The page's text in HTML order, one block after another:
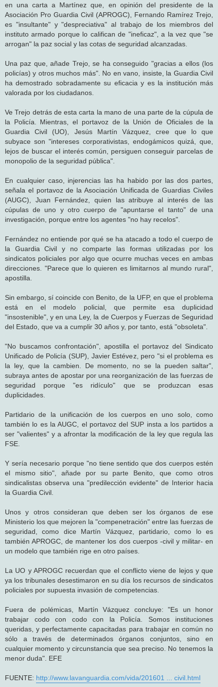
en una carta a Martínez que, en opinión del presidente de la
Asociación Pro Guardia Civil (APROGC), Fernando Ramírez Trejo,
es "insultante" y "despreciativa" al trabajo de los miembros del
instituto armado porque lo califican de "ineficaz", a la vez que "se
arrogan" la paz social y las cotas de seguridad alcanzadas.
Una paz que, añade Trejo, se ha conseguido "gracias a ellos (los
policías) y otros muchos más". No en vano, insiste, la Guardia Civil
ha demostrado sobradamente su eficacia y es la institución más
valorada por los ciudadanos.
Ve Trejo detrás de esta carta la mano de una parte de la cúpula de
la Policía. Mientras, el portavoz de la Unión de Oficiales de la
Guardia Civil (UO), Jesús Martín Vázquez, cree que lo que
subyace son "intereses corporativistas, endogámicos quizá, que,
lejos de buscar el interés común, persiguen conseguir parcelas de
monopolio de la seguridad pública".
En cualquier caso, injerencias las ha habido por las dos partes,
señala el portavoz de la Asociación Unificada de Guardias Civiles
(AUGC), Juan Fernández, quien las atribuye al interés de las
cúpulas de uno y otro cuerpo de "apuntarse el tanto" de una
investigación, porque entre los agentes "no hay recelos".
Fernández no entiende por qué se ha atacado a todo el cuerpo de
la Guardia Civil y no comparte las formas utilizadas por los
sindicatos policiales por algo que ocurre muchas veces en ambas
direcciones. "Parece que lo quieren es limitarnos al mundo rural",
apostilla.
Sin embargo, sí coincide con Benito, de la UFP, en que el problema
está en el modelo policial, que permite esa duplicidad
"insostenible", y en una Ley, la de Cuerpos y Fuerzas de Seguridad
del Estado, que va a cumplir 30 años y, por tanto, está "obsoleta".
"No buscamos confrontación", apostilla el portavoz del Sindicato
Unificado de Policía (SUP), Javier Estévez, pero "si el problema es
la ley, que la cambien. De momento, no se la pueden saltar",
subraya antes de apostar por una reorganización de las fuerzas de
seguridad porque "es ridículo" que se produzcan esas
duplicidades.
Partidario de la unificación de los cuerpos en uno solo, como
también lo es la AUGC, el portavoz del SUP insta a los partidos a
ser "valientes" y a afrontar la modificación de la ley que regula las
FSE.
Y sería necesario porque "no tiene sentido que dos cuerpos estén
el mismo sitio", añade por su parte Benito, que como otros
sindicalistas observa una "predilección evidente" de Interior hacia
la Guardia Civil.
Unos y otros consideran que deben ser los órganos de ese
Ministerio los que mejoren la "compenetración" entre las fuerzas de
seguridad, como dice Martín Vázquez, partidario, como lo es
también APROGC, de mantener los dos cuerpos -civil y militar- en
un modelo que también rige en otro países.
La UO y APROGC recuerdan que el conflicto viene de lejos y que
ya los tribunales desestimaron en su día los recursos de sindicatos
policiales por supuesta invasión de competencias.
Fuera de polémicas, Martín Vázquez concluye: "Es un honor
trabajar codo con codo con la Policía. Somos instituciones
queridas, y perfectamente capacitadas para trabajar en común no
sólo a través de determinados órganos conjuntos, sino en
cualquier momento y circunstancia que sea preciso. No tenemos la
menor duda". EFE
FUENTE: http://www.lavanguardia.com/vida/201601 ... civil.html